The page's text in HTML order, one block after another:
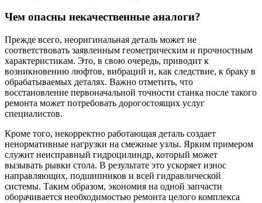
Чем опасны некачественные аналоги?
Прежде всего, неоригинальная деталь может не
соответствовать заявленным геометрическим и прочностным
характеристикам. Это, в свою очередь, приводит к
возникновению люфтов, вибраций и, как следствие, к браку в
обрабатываемых деталях. Важно отметить, что
восстановление первоначальной точности станка после такого
ремонта может потребовать дорогостоящих услуг
специалистов.
Кроме того, некорректно работающая деталь создает
ненормативные нагрузки на смежные узлы. Ярким примером
служит неисправный гидроцилиндр, который может
вызывать рывки стола. В результате это ускоряет износ
направляющих, подшипников и всей гидравлической
системы. Таким образом, экономия на одной запчасти
оборачивается необходимостью ремонта целого комплекса